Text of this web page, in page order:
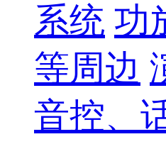
系统 功
等周边
音控、